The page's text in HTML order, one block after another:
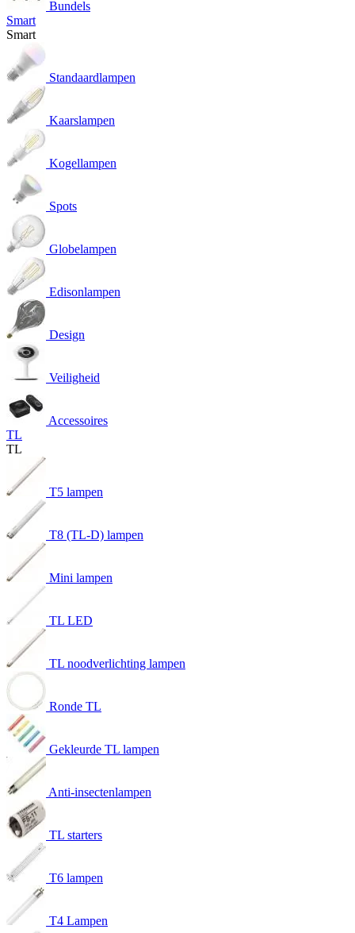
Bundels
Smart
Smart
Standaardlampen
Kaarslampen
Kogellampen
Spots
Globelampen
Edisonlampen
Design
Veiligheid
Accessoires
TL
TL
T5 lampen
T8 (TL-D) lampen
Mini lampen
TL LED
TL noodverlichting lampen
Ronde TL
Gekleurde TL lampen
Anti-insectenlampen
TL starters
T6 lampen
T4 Lampen